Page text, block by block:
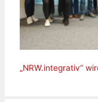
„NRW.integrativ“